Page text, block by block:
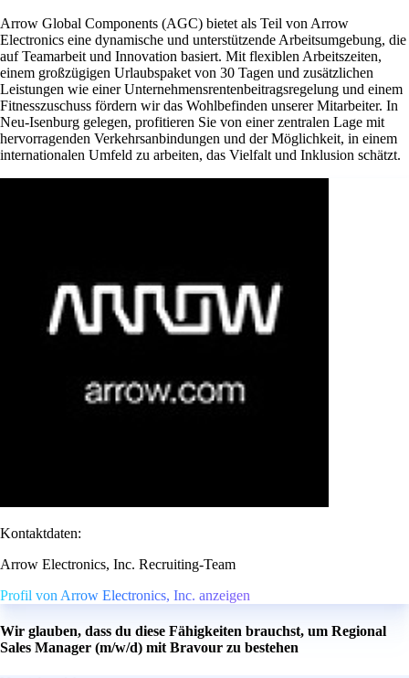
Arrow Global Components (AGC) bietet als Teil von Arrow
Electronics eine dynamische und unterstützende Arbeitsumgebung, die
auf Teamarbeit und Innovation basiert. Mit flexiblen Arbeitszeiten,
einem großzügigen Urlaubspaket von 30 Tagen und zusätzlichen
Leistungen wie einer Unternehmensrentenbeitragsregelung und einem
Fitnesszuschuss fördern wir das Wohlbefinden unserer Mitarbeiter. In
Neu-Isenburg gelegen, profitieren Sie von einer zentralen Lage mit
hervorragenden Verkehrsanbindungen und der Möglichkeit, in einem
internationalen Umfeld zu arbeiten, das Vielfalt und Inklusion schätzt.
Kontaktdaten:
Arrow Electronics, Inc. Recruiting-Team
Profil von Arrow Electronics, Inc. anzeigen
Wir glauben, dass du diese Fähigkeiten brauchst, um Regional
Sales Manager (m/w/d) mit Bravour zu bestehen